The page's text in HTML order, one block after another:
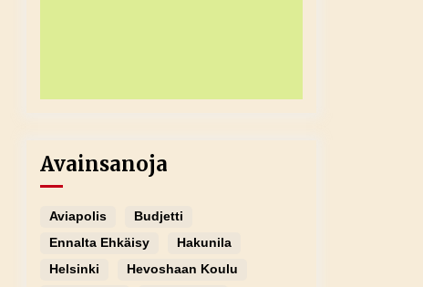
Avainsanoja
Aviapolis
Budjetti
Ennalta Ehkäisy
Hakunila
Helsinki
Hevoshaan Koulu